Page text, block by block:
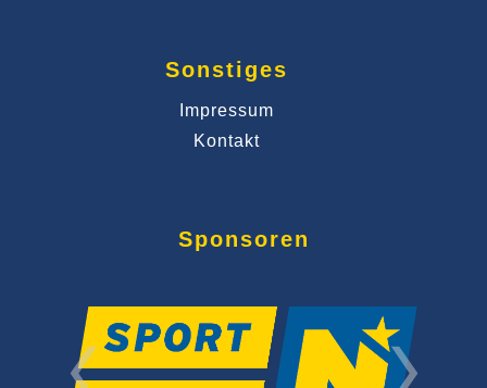
Sonstiges
Impressum
Kontakt
Sponsoren